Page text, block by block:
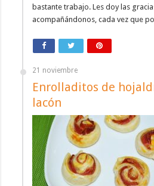
bastante trabajo. Les doy las
acompañándonos, cada vez que
21 noviembre
Enrolladitos de
lacón